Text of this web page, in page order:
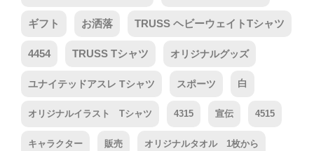
ギフト お洒落 TRUSS ヘビーウェイトTシャツ
4454 TRUSS Tシャツ オリジナルグッズ
ユナイテッドアスレ Tシャツ スポーツ 白
オリジナルイラスト Tシャツ 4315 宣伝 4515
キャラクター 販売 オリジナルタオル 1枚から